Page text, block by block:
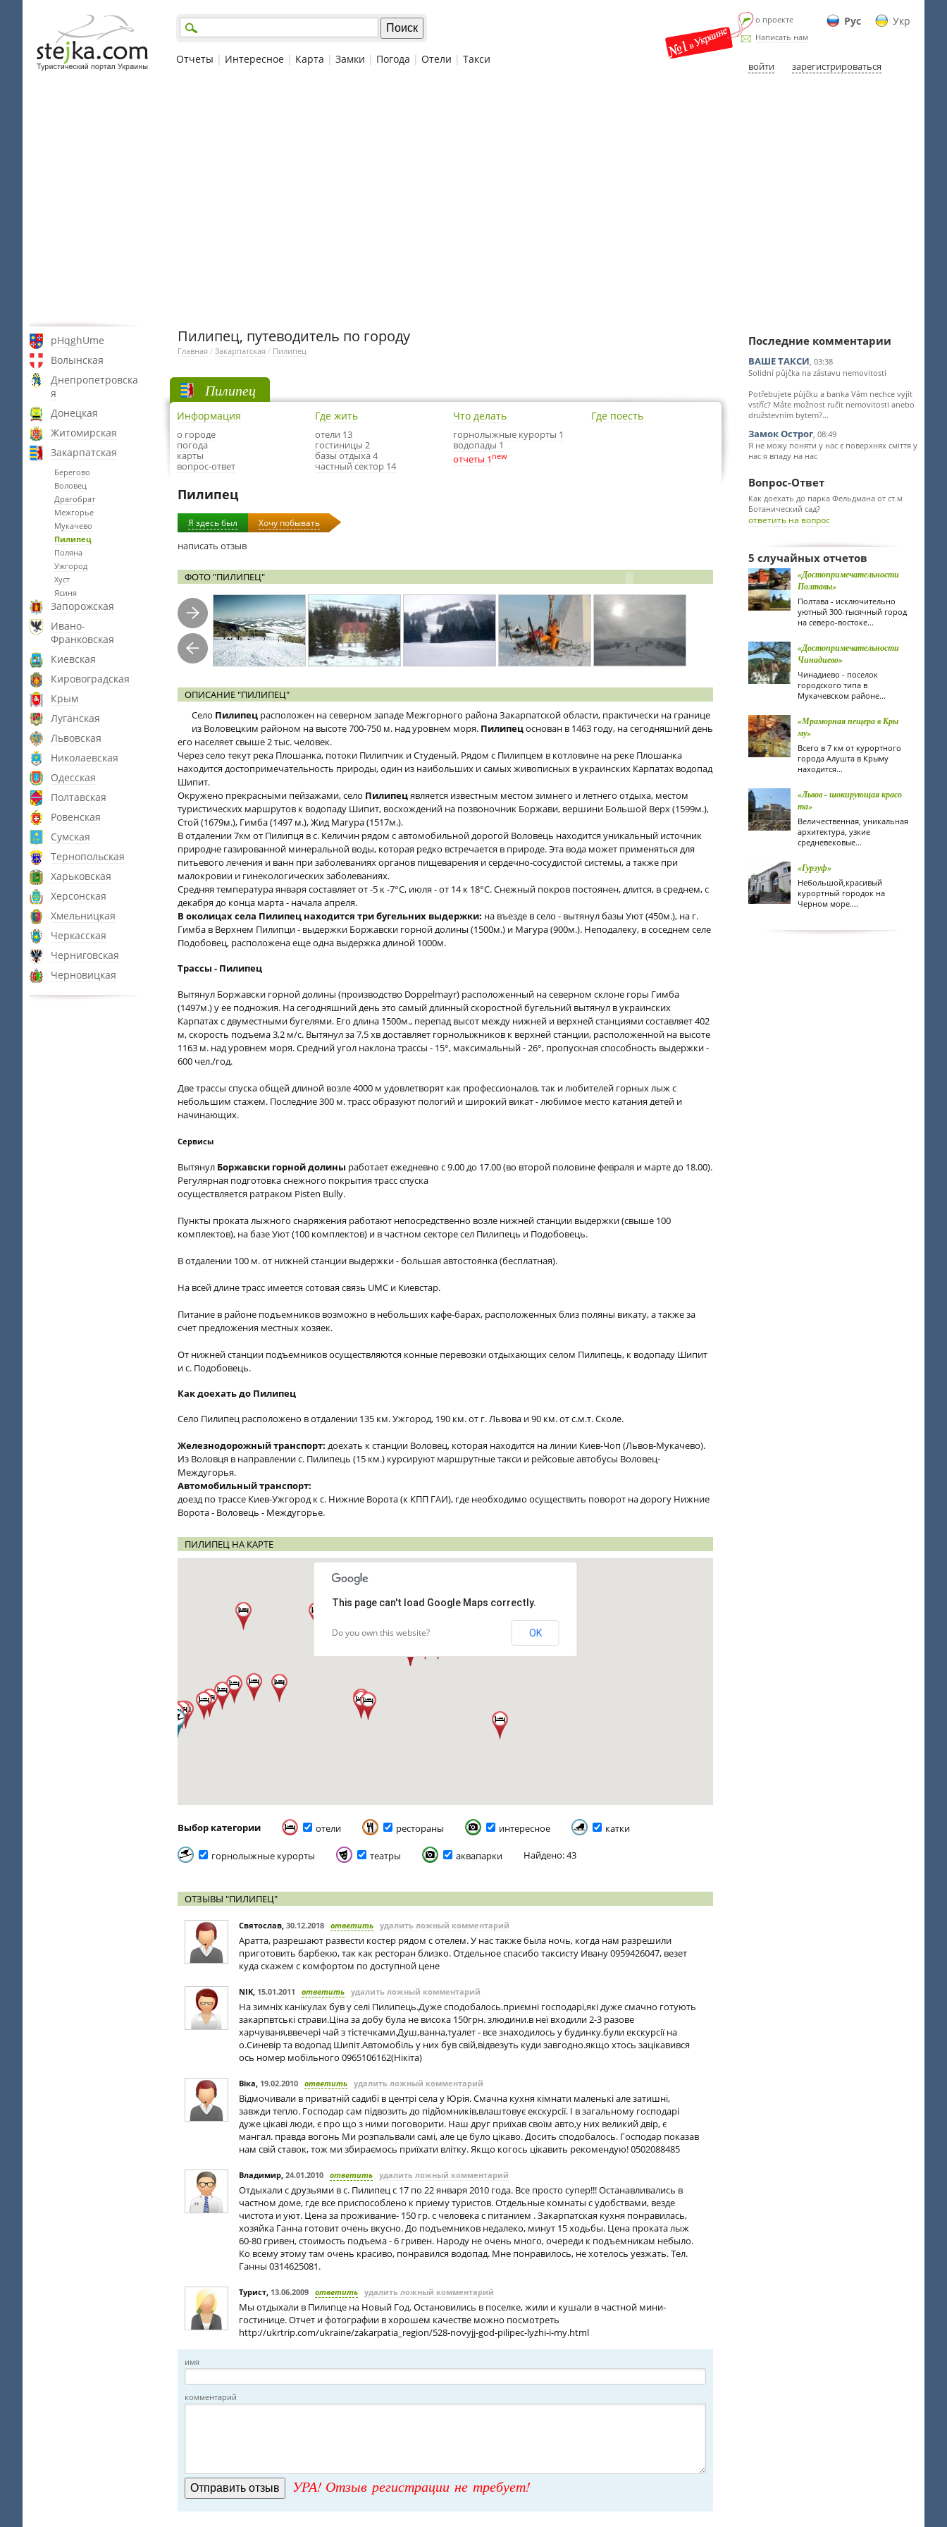
Рус Укр
о проекте
Написать нам
войти зарегистрироваться
Отчеты | Интересное | Карта | Замки | Погода | Отели | Такси
pHqghUme
Волынская
Днепропетровска
я
Донецкая
Житомирская
Закарпатская
Берегово
Воловец
Драгобрат
Межгорье
Мукачево
Пилипец
Поляна
Ужгород
Хуст
Ясиня
Запорожская
Ивано-
Франковская
Киевская
Кировоградская
Крым
Луганская
Львовская
Николаевская
Одесская
Полтавская
Ровенская
Сумская
Тернопольская
Харьковская
Херсонская
Хмельницкая
Черкасская
Черниговская
Черновицкая
Пилипец, путеводитель по городу
Главная / Закарпатская / Пилипец
Пилипец
Информация
о городе
погода
карты
вопрос-ответ
Где жить
отели 13
гостиницы 2
базы отдыха 4
частный сектор 14
Что делать
горнолыжные курорты 1
водопады 1
отчеты 1 new
Где поесть
Пилипец
Я здесь был Хочу побывать
написать отзыв
ФОТО "ПИЛИПЕЦ"
ОПИСАНИЕ "ПИЛИПЕЦ"
Село Пилипец расположен на северном западе Межгорного района Закарпатской области, практически на границе
из Воловецким районом на высоте 700-750 м. над уровнем моря. Пилипецоснован в 1463 году, на сегодняшний день
его населяет свыше 2 тыс. человек.
Через село текут река Плошанка, потоки Пилипчик и Студеный. Рядом с Пилипцем в котловине на реке Плошанка
находится достопримечательность природы, один из наибольших и самых живописных в украинских Карпатах водопад
Шипит.
Окружено прекрасными пейзажами, село Пилипецявляется известным местом зимнего и летнего отдыха, местом
туристических маршрутов к водопаду Шипит, восхождений на позвоночник Боржави, вершини Большой Верх (1599м.),
Стой (1679м.), Гимба (1497 м.), Жид Магура (1517м.).
В отдалении 7км от Пилипця в с. Келичин рядом с автомобильной дорогой Воловець находится уникальный источник
природне газированной минеральной воды, которая редко встречается в природе. Эта вода может применяться для
питьевого лечения и ванн при заболеваниях органов пищеварения и сердечно-сосудистой системы, а также при
малокровии и гинекологических заболеваниях.
Cредняя температура января составляет от -5 к -7°С, июля - от 14 к 18°С. Снежный покров постоянен, длится, в среднем, с
декабря до конца марта - начала апреля.
В околицах села Пилипец находится три бугельних выдержки: на въезде в село - вытянул базы Уют (450м.), на г.
Гимба в Верхнем Пилипци - выдержки Боржавски горной долины (1500м.) и Магура (900м.). Неподалеку, в соседнем селе
Подобовец, расположена еще одна выдержка длиной 1000м.
Трассы - Пилипец
Вытянул Боржавски горной долины (производство Doppelmayr) расположенный на северном склоне горы Гимба
(1497м.) у ее подножия. На сегодняшний день это самый длинный скоростной бугельний вытянул в украинских
Карпатах с двуместными бугелями. Его длина 1500м., перепад высот между нижней и верхней станциями составляет 402
м, скорость подъема 3,2 м/с. Вытянул за 7,5 хв доставляет горнолыжников к верхней станции, расположенной на высоте
1163 м. над уровнем моря. Средний угол наклона трассы - 15°, максимальный - 26°, пропускная способность выдержки -
600 чел./год.
Две трассы спуска общей длиной возле 4000 м удовлетворят как профессионалов, так и любителей горных лыж с
небольшим стажем. Последние 300 м. трасс образуют пологий и широкий викат - любимое место катания детей и
начинающих.
Сервисы
Вытянул Боржавски горной долины работает ежедневно с 9.00 до 17.00 (во второй половине февраля и марте до 18.00).
Регулярная подготовка снежного покрытия трасс спуска
осуществляется ратраком Pisten Bully.
Пункты проката лыжного снаряжения работают непосредственно возле нижней станции выдержки (свыше 100
комплектов), на базе Уют (100 комплектов) и в частном секторе сел Пилипець и Подобовець.
В отдалении 100 м. от нижней станции выдержки - большая автостоянка (бесплатная).
На всей длине трасс имеется сотовая связь UMC и Киевстар.
Питание в районе подъемников возможно в небольших кафе-барах, расположенных близ поляны викату, а также за
счет предложения местных хозяек.
От нижней станции подъемников осуществляются конные перевозки отдыхающих селом Пилипець, к водопаду Шипит
и с. Подобовець.
Как доехать до Пилипец
Село Пилипец расположено в отдалении 135 км. Ужгород, 190 км. от г. Львова и 90 км. от с.м.т. Сколе.
Железнодорожный транспорт: доехать к станции Воловец, которая находится на линии Киев-Чоп (Львов-Мукачево).
Из Воловця в направлении с. Пилипець (15 км.) курсируют маршрутные такси и рейсовые автобусы Воловец-
Междугорья.
Автомобильный транспорт:
доезд по трассе Киев-Ужгород к с. Нижние Ворота (к КПП ГАИ), где необходимо осуществить поворот на дорогу Нижние
Ворота - Воловець - Междугорье.
ПИЛИПЕЦ НА КАРТЕ
This page can't load Google Maps correctly.
Do you own this website? OK
Выбор категории отели рестораны интересное катки
горнолыжные курорты театры аквапарки Найдено: 43
ОТЗЫВЫ "ПИЛИПЕЦ"
Cвятослав, 30.12.2018 ответить удалить ложный комментарий
Аратта, разрешают развести костер рядом с отелем. У нас также была ночь, когда нам разрешили
приготовить барбекю, так как ресторан близко. Отдельное спасибо таксисту Ивану 0959426047, везет
куда скажем с комфортом по доступной цене
NIK, 15.01.2011 ответить удалить ложный комментарий
На зимніх канікулах був у селі Пилипець.Дуже сподобалось.приємні господарі,які дуже смачно готують
закарпвтські страви.Ціна за добу була не висока 150грн. злюдини.в неї входили 2-3 разове
харчуваня,ввечері чай з тістечками.Душ,ванна,туалет - все знаходилось у будинку.були екскурсії на
о.Синевір та водопад Шипіт.Автомобіль у них був свій,відвезуть куди завгодно.якщо хтось зацікавився
ось номер мобільного 0965106162(Нікіта)
Віка, 19.02.2010 ответить удалить ложный комментарий
Відмочивали в приватній садибі в центрі села у Юрія. Смачна кухня кімнати маленькі але затишні,
завжди тепло. Господар сам підвозить до підйомників,влаштовує екскурсії. І в загальному господарі
дуже цікаві люди, є про що з ними поговорити. Наш друг приїхав своїм авто,у них великий двір, є
мангал. правда вогонь Ми розпальвали самі, але це було цікаво. Досить сподобалось. Господар показав
нам свій ставок, тож ми збираємось приїхати влітку. Якщо когось цікавить рекомендую! 0502088485
Владимир, 24.01.2010 ответить удалить ложный комментарий
Отдыхали с друзьями в с. Пилипец с 17 по 22 января 2010 года. Все просто супер!!! Останавливались в
частном доме, где все приспособлено к приему туристов. Отдельные комнаты с удобствами, везде
чистота и уют. Цена за проживание- 150 гр. с человека с питанием . Закарпатская кухня понравилась,
хозяйка Ганна готовит очень вкусно. До подъемников недалеко, минут 15 ходьбы. Цена проката лыж
60-80 гривен, стоимость подъема - 6 гривен. Народу не очень много, очереди к подъемникам небыло.
Ко всему этому там очень красиво, понравился водопад. Мне понравилось, не хотелось уезжать. Тел.
Ганны 0314625081.
Турист, 13.06.2009 ответить удалить ложный комментарий
Мы отдыхали в Пилипце на Новый Год. Остановились в поселке, жили и кушали в частной мини-
гостинице. Отчет и фотографии в хорошем качестве можно посмотреть
http://ukrtrip.com/ukraine/zakarpatia_region/528-novyjj-god-pilipec-lyzhi-i-my.html
имя
комментарий
УРА! Отзыв регистрации не требует!
Последние комментарии
ВАШЕ ТАКСИ, 03:38
Solidní půjčka na zástavu nemovitosti
Potřebujete půjčku a banka Vám nechce vyjít
vstříc? Máte možnost ručit nemovitosti anebo
družstevním bytem?...
Замок Острог, 08:49
Я не можу поняти у нас є поверхнях сміття у
нас я впаду на нас
Вопрос-Ответ
Как доехать до парка Фельдмана от ст.м
Ботанический сад?
ответить на вопрос
5 случайных отчетов
«Достопримечательности
Полтавы»
Полтава - исключительно
уютный 300-тысячный город
на северо-востоке...
«Достопримечательности
Чинадиево»
Чинадиево - поселок
городского типа в
Мукачевском районе...
«Мраморная пещера в Кры
му»
Всего в 7 км от курортного
города Алушта в Крыму
находится...
«Львов - шокирующая красо
та»
Величественная, уникальная
архитектура, узкие
средневековые...
«Гурзуф»
Небольшой,красивый
курортный городок на
Черном море....